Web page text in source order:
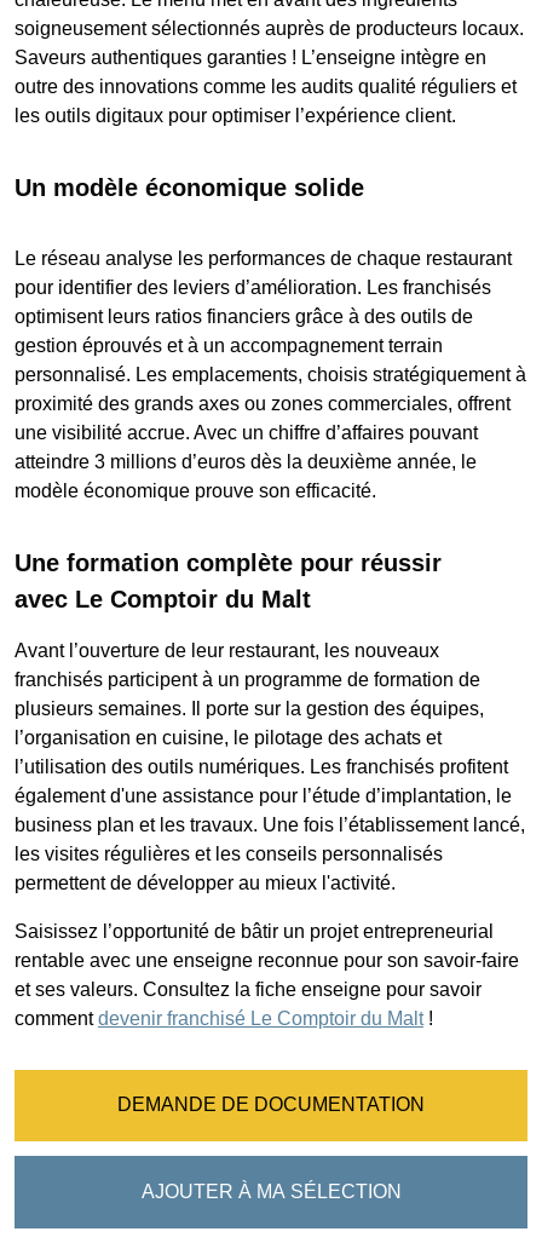
soigneusement sélectionnés auprès de producteurs locaux.
Saveurs authentiques garanties ! L’enseigne intègre en
outre des innovations comme les audits qualité réguliers et
les outils digitaux pour optimiser l’expérience client.
Un modèle économique solide
Le réseau analyse les performances de chaque restaurant
pour identifier des leviers d’amélioration. Les franchisés
optimisent leurs ratios financiers grâce à des outils de
gestion éprouvés et à un accompagnement terrain
personnalisé. Les emplacements, choisis stratégiquement à
proximité des grands axes ou zones commerciales, offrent
une visibilité accrue. Avec un chiffre d’affaires pouvant
atteindre 3 millions d’euros dès la deuxième année, le
modèle économique prouve son efficacité.
Une formation complète pour réussir
avec Le Comptoir du Malt
Avant l’ouverture de leur restaurant, les nouveaux
franchisés participent à un programme de formation de
plusieurs semaines. Il porte sur la gestion des équipes,
l’organisation en cuisine, le pilotage des achats et
l’utilisation des outils numériques. Les franchisés profitent
également d'une assistance pour l’étude d’implantation, le
business plan et les travaux. Une fois l’établissement lancé,
les visites régulières et les conseils personnalisés
permettent de développer au mieux l'activité.
Saisissez l’opportunité de bâtir un projet entrepreneurial
rentable avec une enseigne reconnue pour son savoir-faire
et ses valeurs. Consultez la fiche enseigne pour savoir
commentdevenir franchisé Le Comptoir du Malt!
DEMANDE DE DOCUMENTATION
AJOUTER À MA SÉLECTION